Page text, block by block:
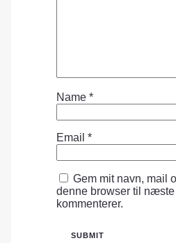
Name *
Email *
Gem mit navn, mail
denne browser til
kommenterer.